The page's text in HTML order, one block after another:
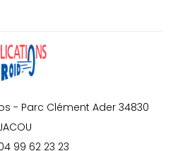
- Parc Clément Ader 34830
99 62 23 23